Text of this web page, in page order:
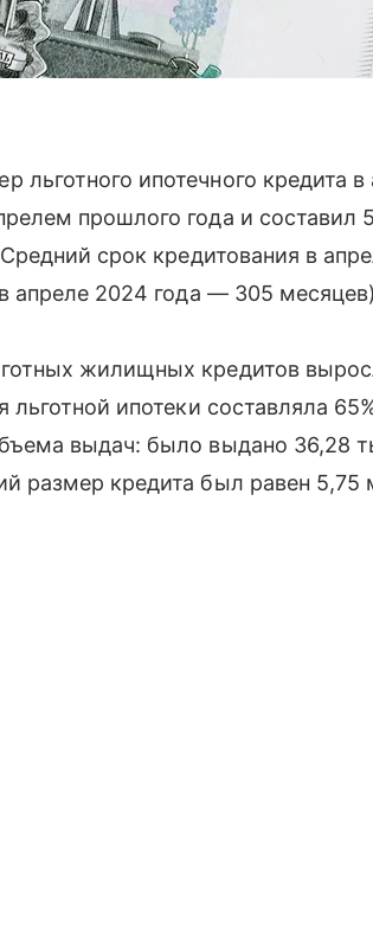
ипотечного кредита в
прошлого года и составил
срок кредитования в
апреле 2024 года — 305
жилищных кредитов
льготной ипотеки составляла
выдач: было выдано 36,28
размер кредита был равен 5,75